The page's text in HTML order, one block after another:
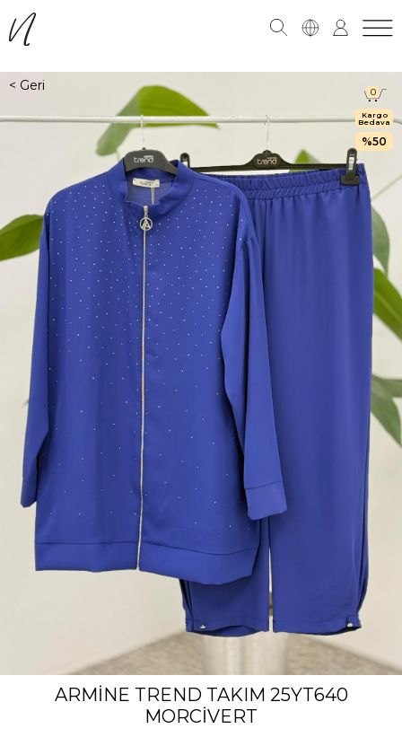
0
Kargo
Bedava
50
ARMİNE TREND TAKIM 25YT640
MORCİVERT